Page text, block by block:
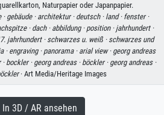
Naturpapier oder Japanpapier.
·gebäude · architektur · deutsch · land · fenster ·
· dach · abbildung · position · jahrhundert ·
jahrhundert · schwarzes u. weiß · schwarzes und
·engraving · panorama · arial view · georg andreas
bockler · georg andreas · böckler · georg andreas ·
· Art Media/Heritage Images
In 3D / AR ansehen